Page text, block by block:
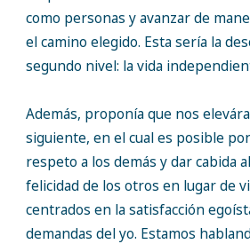
como personas y avanzar de
el camino elegido. Esta sería la
segundo nivel: la vida
Además, proponía que nos
siguiente, en el cual es posible
respeto a los demás y dar cabida
felicidad de los otros en lugar de
centrados en la satisfacción
demandas del yo. Estamos